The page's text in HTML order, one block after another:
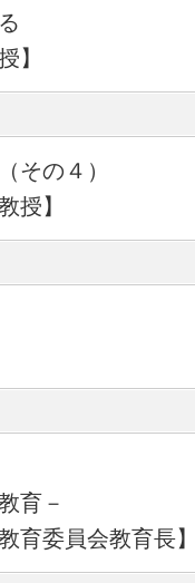
】
その４）
授】
育－
育委員会教育長